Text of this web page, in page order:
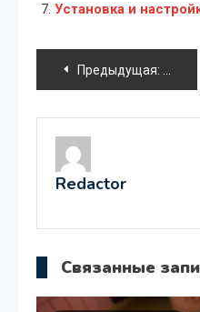
Установка и
Навигация
по
записям
Предыдущая:
Redactor
Связанные